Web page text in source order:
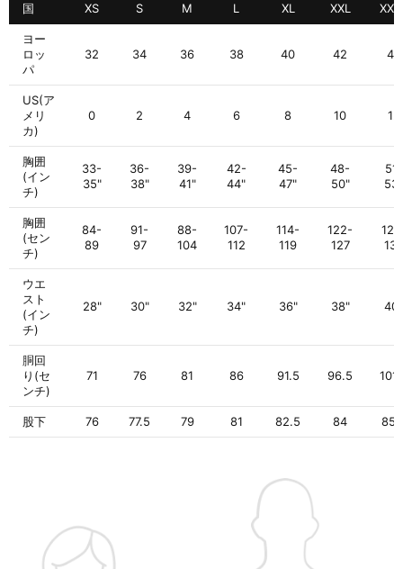
国 XS S M L XL XXL
ヨー
ロッ
パ
32 34 36 38 40 42 44
US(ア
メリ
カ)
0 2 4 6 8 10 12
胸囲
(イン
チ)
33-
35"
36-
38"
39-
41"
42-
44"
45-
47"
48-
50"
51-
53"
胸囲
(セン
チ)
84-
89
91-
97
88-
104
107-
112
114-
119
122-
127
134
ウエ
スト
(イン
チ)
28" 30" 32" 34" 36" 38" 40"
胴回
り(セ
ンチ)
71 76 81 86 91.5 96.5
股下 76 77.5 79 81 82.5 84